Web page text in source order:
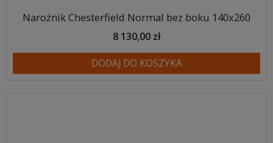
Narożnik Chesterfield Normal bez boku 140x260
8 130,00 zł
DODAJ DO KOSZYKA